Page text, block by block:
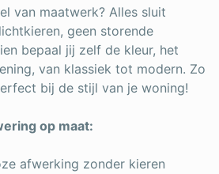
van maatwerk? Alles sluit
geen storende
bepaal jij zelf de kleur, het
van klassiek tot modern. Zo
bij de stijl van je woning!
op maat:
afwerking zonder kieren